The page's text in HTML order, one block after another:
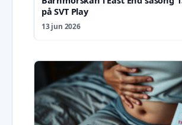
på SVT Play
13 jun 2026